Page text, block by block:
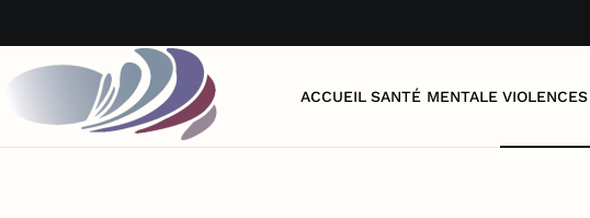
Accéder au contenu principal
ACCUEIL SANTÉ MENTALE VIOLENCES